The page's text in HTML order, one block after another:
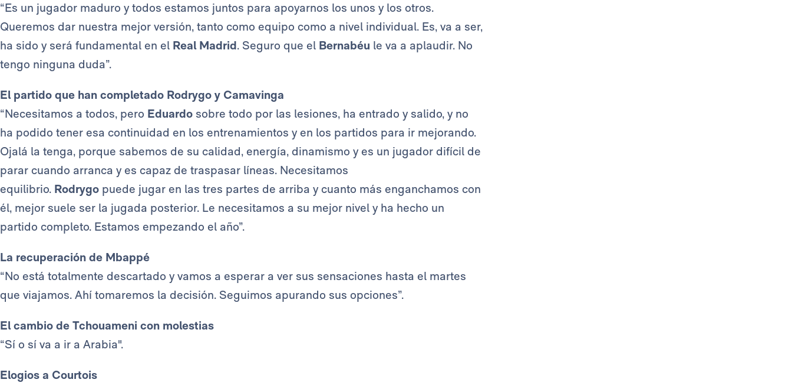
“Es un jugador maduro y todos estamos juntos para apoyarnos los unos y los otros.
Queremos dar nuestra mejor versión, tanto como equipo como a nivel individual. Es, va a ser,
ha sido y será fundamental en el Real Madrid. Seguro que el Bernabéu le va a aplaudir. No
tengo ninguna duda”.
El partido que han completado Rodrygo y Camavinga
“Necesitamos a todos, pero Eduardo sobre todo por las lesiones, ha entrado y salido, y no
ha podido tener esa continuidad en los entrenamientos y en los partidos para ir mejorando.
Ojalá la tenga, porque sabemos de su calidad, energía, dinamismo y es un jugador difícil de
parar cuando arranca y es capaz de traspasar líneas. Necesitamos
equilibrio. Rodrygo puede jugar en las tres partes de arriba y cuanto más enganchamos con
él, mejor suele ser la jugada posterior. Le necesitamos a su mejor nivel y ha hecho un
partido completo. Estamos empezando el año”.
La recuperación de Mbappé
“No está totalmente descartado y vamos a esperar a ver sus sensaciones hasta el martes
que viajamos. Ahí tomaremos la decisión. Seguimos apurando sus opciones”.
El cambio de Tchouameni con molestias
“Sí o sí va a ir a Arabia".
Elogios a Courtois